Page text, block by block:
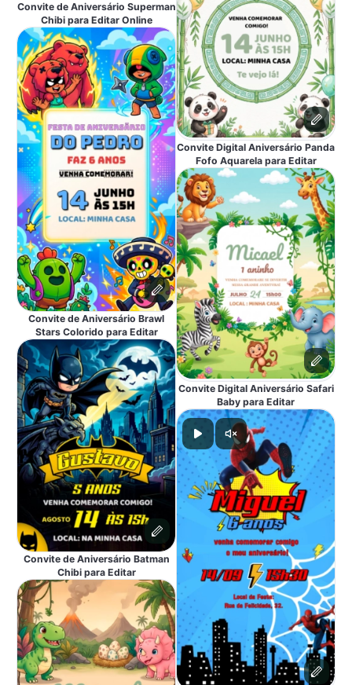
Convite de Aniversário Superman
Chibi para Editar Online
Convite de Aniversário Brawl
Stars Colorido para Editar
Convite de Aniversário Batman
Chibi para Editar
Convite Digital Aniversário Panda
Fofo Aquarela para Editar
Convite Digital Aniversário Safari
Baby para Editar